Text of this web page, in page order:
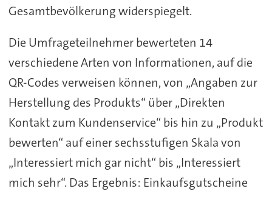
Gesamtbevölkerung widerspiegelt.
Die Umfrageteilnehmer bewerteten 14
verschiedene Arten von Informationen, auf die
QR-Codes verweisen können, von „Angaben zur
Herstellung des Produkts“ über „Direkten
Kontakt zum Kundenservice“ bis hin zu „Produkt
bewerten“ auf einer sechsstufigen Skala von
„Interessiert mich gar nicht“ bis „Interessiert
mich sehr“. Das Ergebnis: Einkaufsgutscheine